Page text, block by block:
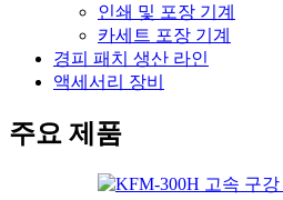
인쇄 및 포장 기계
카세트 포장 기계
경피 패치 생산 라인
액세서리 장비
주요 제품